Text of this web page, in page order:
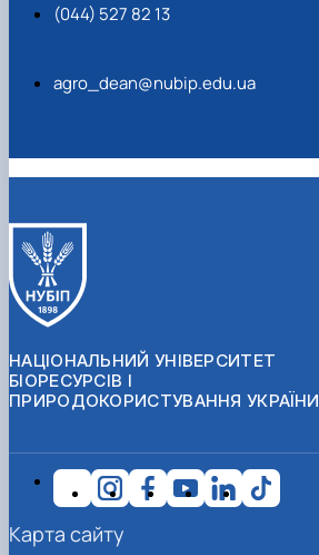
(044) 527 82 13
agro_dean@nubip.edu.ua
НАЦІОНАЛЬНИЙ УНІВЕРСИТЕТ
БІОРЕСУРСІВ І
ПРИРОДОКОРИСТУВАННЯ УКРАЇНИ
Карта сайту